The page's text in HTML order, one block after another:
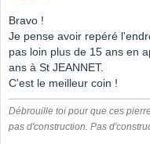
Bravo !
Je pense avoir repéré
pas loin plus de 15 ans en
ans à St JEANNET.
C'est le meilleur coin !
Débrouille toi pour que ces
pas d'construction. Pas